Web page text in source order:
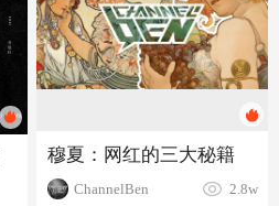
穆夏：网红的三大秘籍
ChannelBen 2.8w